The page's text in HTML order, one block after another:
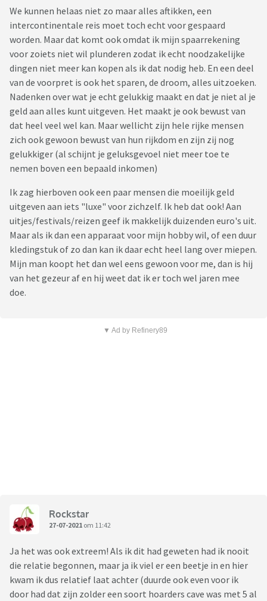
We kunnen helaas niet zo maar alles aftikken, een
intercontinentale reis moet toch echt voor gespaard
worden. Maar dat komt ook omdat ik mijn spaarrekening
voor zoiets niet wil plunderen zodat ik echt noodzakelijke
dingen niet meer kan kopen als ik dat nodig heb. En een deel
van de voorpret is ook het sparen, de droom, alles uitzoeken.
Nadenken over wat je echt gelukkig maakt en dat je niet al je
geld aan alles kunt uitgeven. Het maakt je ook bewust van
dat heel veel wel kan. Maar wellicht zijn hele rijke mensen
zich ook gewoon bewust van hun rijkdom en zijn zij nog
gelukkiger (al schijnt je geluksgevoel niet meer toe te
nemen boven een bepaald inkomen)
Ik zag hierboven ook een paar mensen die moeilijk geld
uitgeven aan iets "luxe" voor zichzelf. Ik heb dat ook! Aan
uitjes/festivals/reizen geef ik makkelijk duizenden euro's uit.
Maar als ik dan een apparaat voor mijn hobby wil, of een duur
kledingstuk of zo dan kan ik daar echt heel lang over miepen.
Mijn man koopt het dan wel eens gewoon voor me, dan is hij
van het gezeur af en hij weet dat ik er toch wel jaren mee
doe.
▼ Ad by Refinery89
Rockstar
27-07-2021 om 11:42
Ja het was ook extreem! Als ik dit had geweten had ik nooit
die relatie begonnen, maar ja ik viel er een beetje in en hier
kwam ik dus relatief laat achter (duurde ook even voor ik
door had dat zijn zolder een soort hoarders cave was met 5 al